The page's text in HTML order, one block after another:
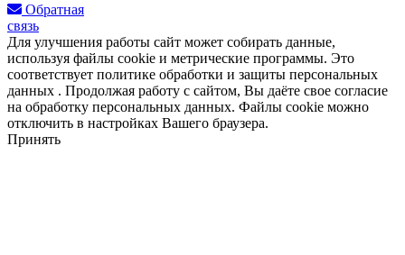
Обратная
связь
Для улучшения работы сайт может собирать данные,
используя файлы cookie и метрические программы. Это
соответствует политике обработки и защиты персональных
данных . Продолжая работу с сайтом, Вы даёте свое согласие
на обработку персональных данных. Файлы cookie можно
отключить в настройках Вашего браузера.
Принять